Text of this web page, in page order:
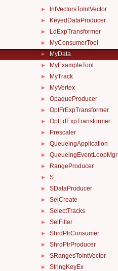
► IntVectorsToIntVector
► KeyedDataProducer
► LdExpTransformer
► MyConsumerTool
► MyData
► MyExampleTool
► MyTrack
► MyVertex
► OpaqueProducer
► OptFrExpTransformer
► OptLdExpTransformer
► Prescaler
► QueueingApplication
► QueueingEventLoopMgr
► RangeProducer
► S
► SDataProducer
► SelCreate
► SelectTracks
► SelFilter
► ShrdPtrConsumer
► ShrdPtrProducer
► SRangesToIntVector
► StringKeyEx